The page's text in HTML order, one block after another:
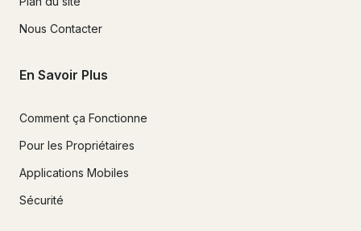
Nous Contacter
En Savoir Plus
Comment ça Fonctionne
Pour les Propriétaires
Applications Mobiles
Sécurité